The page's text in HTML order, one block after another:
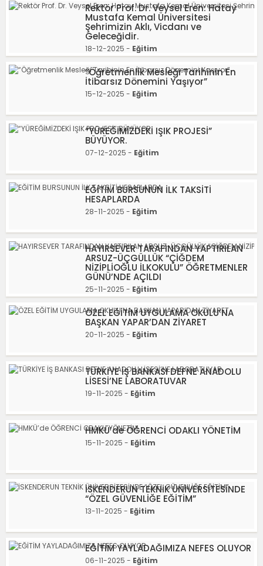
Rektör Prof. Dr. Veysel Eren: Hatay
Mustafa Kemal Üniversitesi
Şehrimizin Aklı, Vicdanı ve
Geleceğidir.
18-12-2025 - Eğitim
“Öğretmenlik Mesleği Tarihinin En
İtibarsız Dönemini Yaşıyor”
15-12-2025 - Eğitim
“YÜREĞİMİZDEKİ IŞIK PROJESİ”
BÜYÜYOR.
07-12-2025 - Eğitim
EĞİTİM BURSUNUN İLK TAKSİTİ
HESAPLARDA
28-11-2025 - Eğitim
HAYIRSEVER TARAFINDAN YAPTIRILAN
ARSUZ-ÜÇGÜLLÜK “ÇİĞDEM
NİZİPLİOĞLU İLKOKULU” ÖĞRETMENLER
GÜNÜ’NDE AÇILDI
25-11-2025 - Eğitim
ÖZEL EĞİTİM UYGULAMA OKULU’NA
BAŞKAN YAPAR’DAN ZİYARET
20-11-2025 - Eğitim
TÜRKİYE İŞ BANKASI DEFNE ANADOLU
LİSESİ’NE LABORATUVAR
19-11-2025 - Eğitim
HMKÜ’de ÖĞRENCİ ODAKLI YÖNETİM
15-11-2025 - Eğitim
İSKENDERUN TEKNİK ÜNİVERSİTESİNDE
“ÖZEL GÜVENLİĞE EĞİTİM”
13-11-2025 - Eğitim
EĞİTİM YAYLADAĞIMIZA NEFES OLUYOR
06-11-2025 - Eğitim